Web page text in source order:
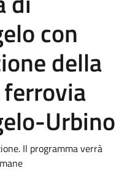
con
della
Urbino
Il programma verrà